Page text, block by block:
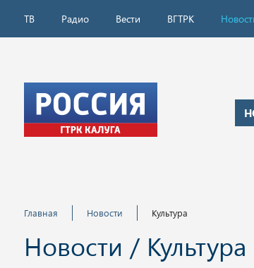
ТВ Радио Вести ВГТРК
Главная Новости Культура
Новости / Культура